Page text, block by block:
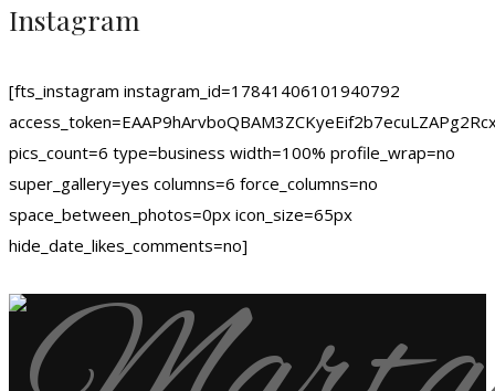
Instagram
[fts_instagram instagram_id=17841406101940792
pics_count=6 type=business width=100% profile_wrap=no
super_gallery=yes columns=6 force_columns=no
space_between_photos=0px icon_size=65px
hide_date_likes_comments=no]